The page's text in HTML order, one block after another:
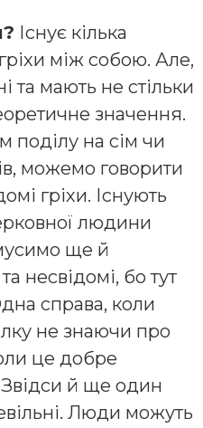
Існує кілька
між собою. Але,
та мають не стільки
значення.
поділу на сім чи
можемо говорити
гріхи. Існують
людини
ще й
несвідомі, бо тут
справа, коли
не знаючи про
це добре
й ще один
Люди можуть